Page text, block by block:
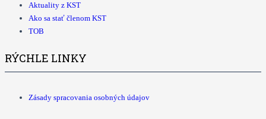
Aktuality z KST
Ako sa stať členom KST
TOB
RÝCHLE LINKY
Zásady spracovania osobných údajov